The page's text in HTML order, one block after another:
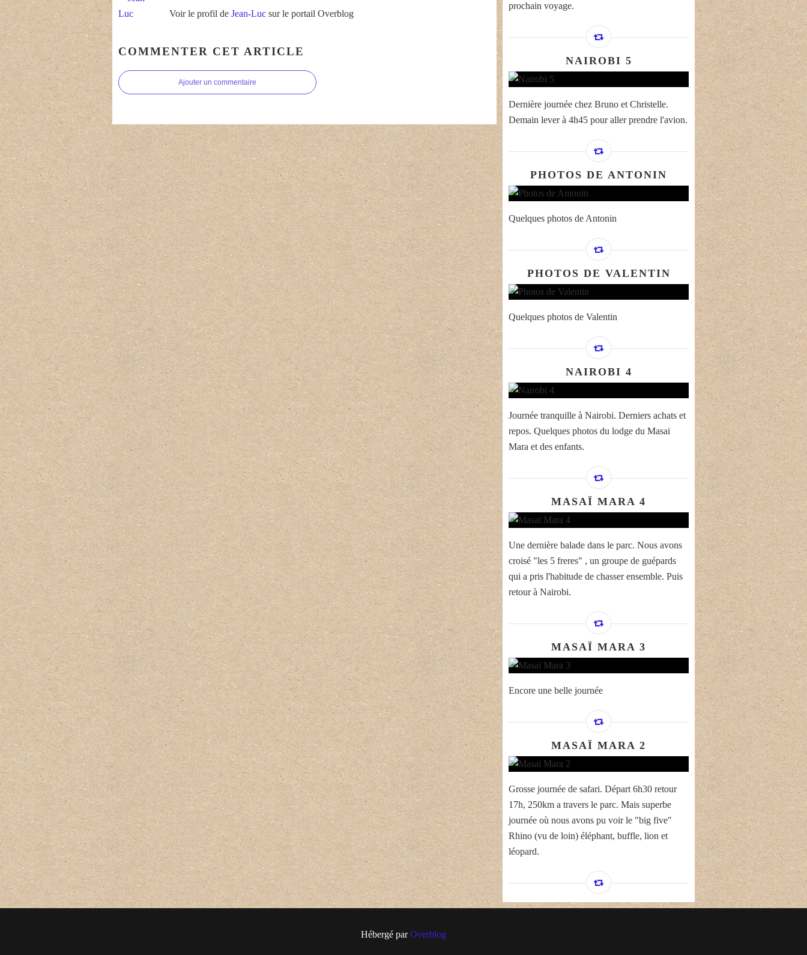
Voir le profil de Jean-Luc sur le portail Overblog
COMMENTER CET ARTICLE
Ajouter un commentaire
prochain voyage.
NAIROBI 5
Dernière journée chez Bruno et Christelle.
Demain lever à 4h45 pour aller prendre l'avion.
PHOTOS DE ANTONIN
Quelques photos de Antonin
PHOTOS DE VALENTIN
Quelques photos de Valentin
NAIROBI 4
Journée tranquille à Nairobi. Derniers achats et
repos. Quelques photos du lodge du Masai
Mara et des enfants.
MASAÏ MARA 4
Une dernière balade dans le parc. Nous avons
croisé "les 5 freres" , un groupe de guépards
qui a pris l'habitude de chasser ensemble. Puis
retour à Nairobi.
MASAÏ MARA 3
Encore une belle journée
MASAÏ MARA 2
Grosse journée de safari. Départ 6h30 retour
17h, 250km a travers le parc. Mais superbe
journée où nous avons pu voir le "big five"
Rhino (vu de loin) éléphant, buffle, lion et
léopard.
Hébergé parOverblog